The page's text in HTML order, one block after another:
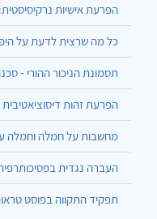
הפרעת אישיות
כל מה שרצית לדעת על
תסמונת הניכור ההורי -
הפרעת זהות דיסוציאטיבית
מחשבות על חמלה וחמלה
העברה נגדית
תפקיד התקווה בפוסט